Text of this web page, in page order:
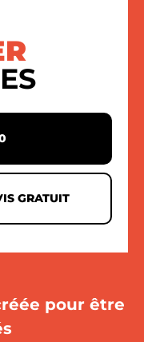
GRATUIT
pour être